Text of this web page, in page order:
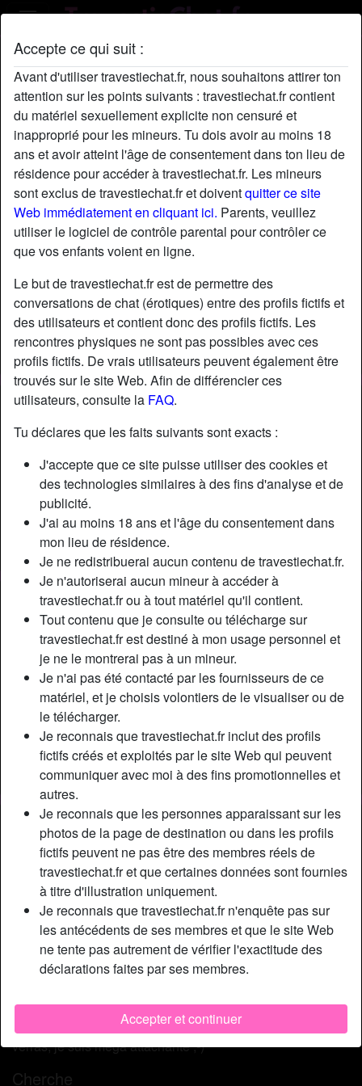
Accepte ce qui suit :
Avant d'utiliser travestiechat.fr, nous souhaitons attirer ton
attention sur les points suivants : travestiechat.fr contient
du matériel sexuellement explicite non censuré et
inapproprié pour les mineurs. Tu dois avoir au moins 18
ans et avoir atteint l'âge de consentement dans ton lieu de
résidence pour accéder à travestiechat.fr. Les mineurs
sont exclus de travestiechat.fr et doiventquitter ce site
Web immédiatement en cliquant ici. Parents, veuillez
utiliser le logiciel de contrôle parental pour contrôler ce
que vos enfants voient en ligne.
Le but de travestiechat.fr est de permettre des
conversations de chat (érotiques) entre des profils fictifs et
des utilisateurs et contient donc des profils fictifs. Les
rencontres physiques ne sont pas possibles avec ces
profils fictifs. De vrais utilisateurs peuvent également être
trouvés sur le site Web. Afin de différencier ces
utilisateurs, consulte la FAQ.
Tu déclares que les faits suivants sont exacts :
J'accepte que ce site puisse utiliser des cookies et
des technologies similaires à des fins d'analyse et de
publicité.
J'ai au moins 18 ans et l'âge du consentement dans
mon lieu de résidence.
Je ne redistribuerai aucun contenu de travestiechat.fr.
Je n'autoriserai aucun mineur à accéder à
travestiechat.fr ou à tout matériel qu'il contient.
Tout contenu que je consulte ou télécharge sur
travestiechat.fr est destiné à mon usage personnel et
je ne le montrerai pas à un mineur.
Je n'ai pas été contacté par les fournisseurs de ce
matériel, et je choisis volontiers de le visualiser ou de
le télécharger.
Je reconnais que travestiechat.fr inclut des profils
fictifs créés et exploités par le site Web qui peuvent
communiquer avec moi à des fins promotionnelles et
autres.
Je reconnais que les personnes apparaissant sur les
photos de la page de destination ou dans les profils
fictifs peuvent ne pas être des membres réels de
travestiechat.fr et que certaines données sont fournies
à titre d'illustration uniquement.
Je reconnais que travestiechat.fr n'enquête pas sur
les antécédents de ses membres et que le site Web
ne tente pas autrement de vérifier l'exactitude des
déclarations faites par ses membres.
Accepter et continuer
Profil de GiselleSpangher
starAjouter chatDiscuter !
Nickname:
GiselleSpangher
Âge:
30
Pays:
France
Département:
Hautes-Pyrénées
Sexe:
Transexuelle
Sexualité:
Relation:
En couple
Épilé(e):
Oui
Fumeur(euse):
Non
Description
Je suis à Orléans pour quelques années, là je suis
gravement perdue, je ne connais rien de cette ville, pas de
petit copain, pas d’amis, personne! Je suis à la recherche
de gens super cools pour m’aider. J’arrive d’Asie où vit ma
famille maternelle et j’essaie de rejoindre ma famille
paternelle qui, elle, est française. Mais entre temps, je suis
paumée à Orléans. Je manque d’amour aussi et même de
métissage ça fait classe et érotique. N’hésite pas à
m’écrire ici sur ce site, je suis connectée tous les jours. Tu
verras, je suis méga attachante ;-)
Cherche